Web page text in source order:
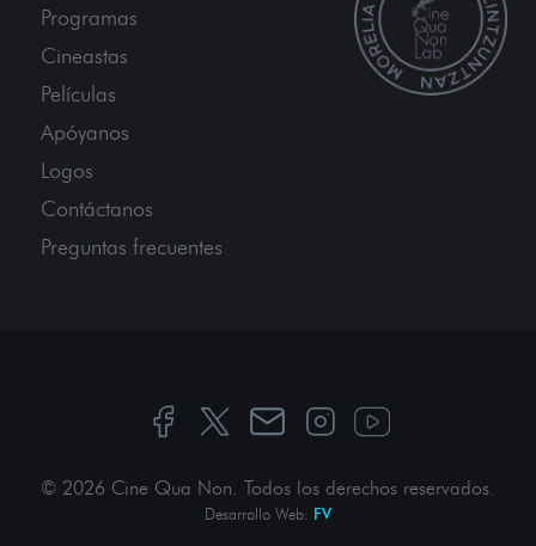
Programas
Cineastas
Películas
Apóyanos
Logos
Contáctanos
Preguntas frecuentes
© 2026 Cine Qua Non. Todos los derechos reservados
Desarrollo Web: FV